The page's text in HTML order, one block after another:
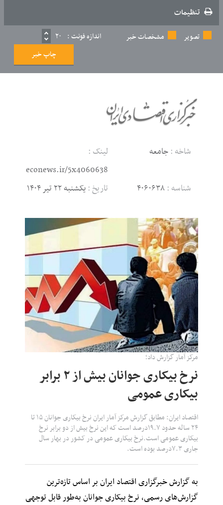
تنظیمات
تصویر
مشخصات خبر اندازه فونت : ۲۰
چاپ خبر
شاخه : جامعه
لینک :
econews.ir/5x4060638
شناسه : ۴۰۶۰۶۳۸ تاریخ : یکشنبه ۲۲ تیر ۱۴۰۴
مرکز آمار گزارش داد؛
نرخ بیکاری جوانان بیش از ۲ برابر
بیکاری عمومی
اقتصاد ایران: مطابق گزارش مرکز آمار ایران نرخ بیکاری جوانان ۱۵ تا
۲۴ ساله حدود ۱۹.۷درصد است که این نرخ بیش از دو برابر نرخ
بیکاری عمومی است.نرخ بیکاری عمومی در کشور در بهار سال
جاری ۷.۳درصد بوده است.
به گزارش خبرگزاری اقتصاد ایران بر اساس تازه‌ترین
گزارش‌های رسمی، نرخ بیکاری جوانان به‌طور قابل توجهی